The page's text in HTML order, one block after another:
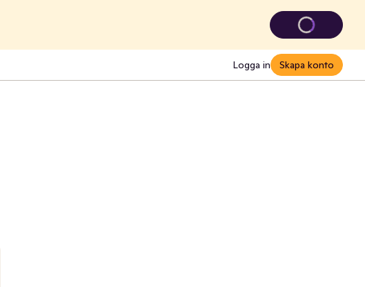
Logga in Skapa konto